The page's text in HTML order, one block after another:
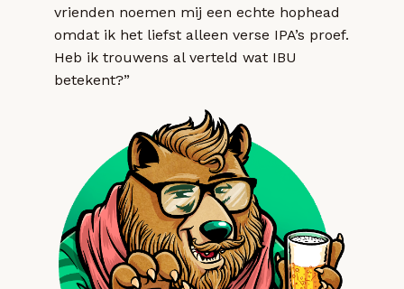
vrienden noemen mij een echte hophead
omdat ik het liefst alleen verse IPA’s proef.
Heb ik trouwens al verteld wat IBU
betekent?”